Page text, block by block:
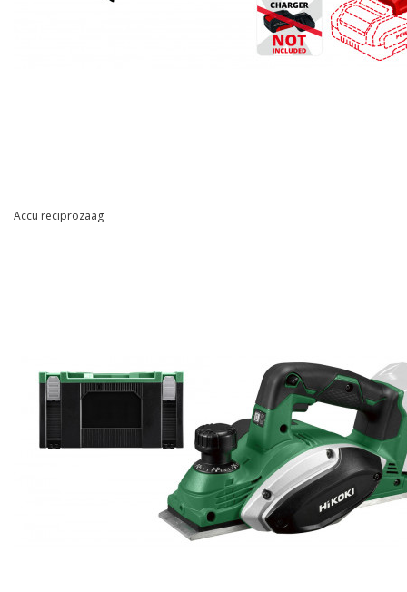
Accu reciprozaag